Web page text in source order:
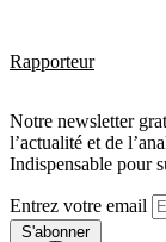
Rapporteur
Notre newsletter
l’actualité et de
Indispensable pour
Entrez votre email
S'abonner